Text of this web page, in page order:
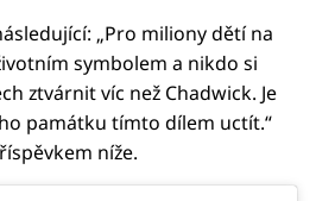
„Pro miliony dětí na
symbolem a nikdo si
ztvárnit víc než Chadwick. Je
památku tímto dílem uctít.“
níže.